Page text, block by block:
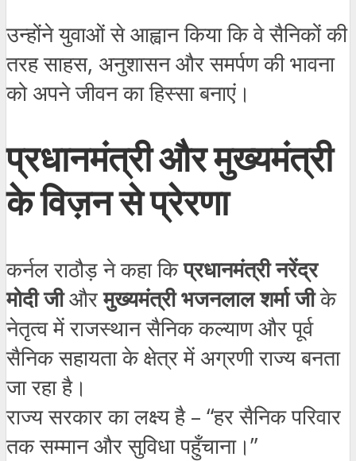
उन्होंने युवाओं से आह्वान किया कि वे सैनिकों की
तरह साहस, अनुशासन और समर्पण की भावना
को अपने जीवन का हिस्सा बनाएं।
प्रधानमंत्री और मुख्यमंत्री
के विज़न से प्रेरणा
कर्नल राठौड़ ने कहा किप्रधानमंत्री नरेंद्र
मोदी जीऔरमुख्यमंत्री भजनलाल शर्मा जीके
नेतृत्व में राजस्थान सैनिक कल्याण और पूर्व
सैनिक सहायता के क्षेत्र में अग्रणी राज्य बनता
जा रहा है।
राज्य सरकार का लक्ष्य है – “हर सैनिक परिवार
तक सम्मान और सुविधा पहुँचाना।”